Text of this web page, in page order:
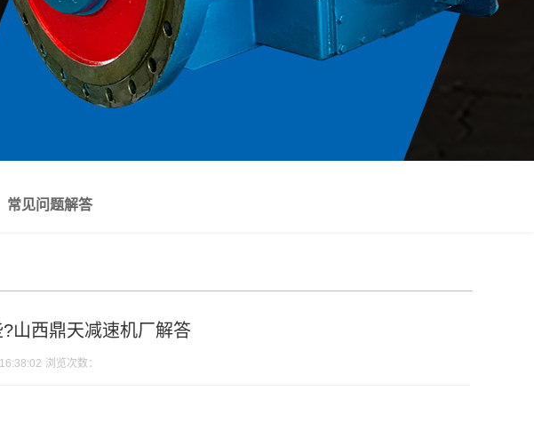
常见问题解答
山西鼎天减速机厂解答
浏览次数：